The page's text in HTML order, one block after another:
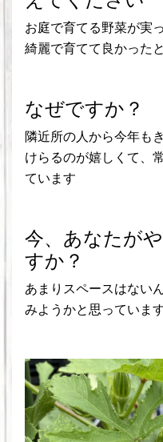
お庭で育てる野菜が実
綺麗で育てて良かった
なぜですか？
隣近所の人から今年も
けらるのが嬉しくて、
ています
今、あなたが
すか？
あまりスペースはない
みようかと思っています